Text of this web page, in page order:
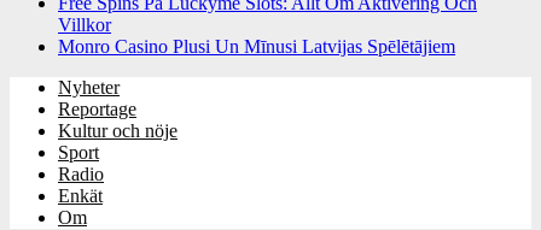
Villkor
Monro Casino Plusi Un Mīnusi Latvijas Spēlētājiem
Nyheter
Reportage
Kultur och nöje
Sport
Radio
Enkät
Om